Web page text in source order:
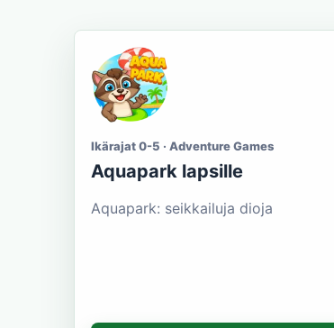
Ikärajat 0-5 · Adventure Games
Aquapark lapsille
Aquapark: seikkailuja dioja